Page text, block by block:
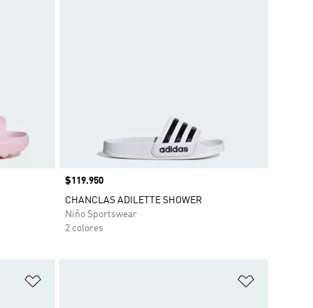
Precio
$119.950
CHANCLAS ADILETTE SHOWER
Niño Sportswear
2 colores